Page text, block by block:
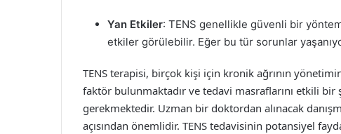
Yan Etkiler: TENS genellikle güvenli bir
etkiler görülebilir. Eğer bu tür sorunlar
TENS terapisi, birçok kişi için kronik ağrının
faktör bulunmaktadır ve tedavi masraflarını etkili
gerekmektedir. Uzman bir doktordan alınacak
açısından önemlidir. TENS tedavisinin potansiyel